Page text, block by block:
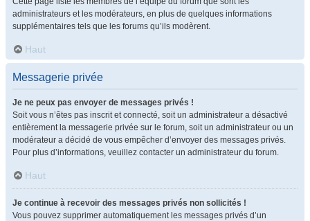
administrateurs et les modérateurs, en plus de quelques informations
supplémentaires tels que les forums qu’ils modèrent.
Haut
Messagerie privée
Je ne peux pas envoyer de messages privés !
Soit vous n’êtes pas inscrit et connecté, soit un administrateur a désactivé
entièrement la messagerie privée sur le forum, soit un administrateur ou un
modérateur a décidé de vous empêcher d’envoyer des messages privés.
Pour plus d’informations, veuillez contacter un administrateur du forum.
Haut
Je continue à recevoir des messages privés non sollicités !
Vous pouvez supprimer automatiquement les messages privés d’un